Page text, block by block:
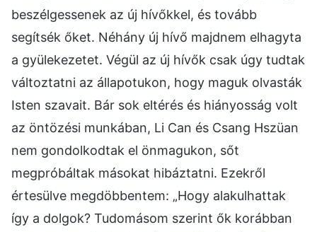
beszélgessenek az új hívőkkel, és tovább
segítsék őket. Néhány új hívő majdnem elhagyta
a gyülekezetet. Végül az új hívők csak úgy tudtak
változtatni az állapotukon, hogy maguk olvasták
Isten szavait. Bár sok eltérés és hiányosság volt
az öntözési munkában, Li Can és Csang Hszüan
nem gondolkodtak el önmagukon, sőt
megpróbáltak másokat hibáztatni. Ezekről
értesülve megdöbbentem: „Hogy alakulhattak
így a dolgok? Tudomásom szerint ők korábban